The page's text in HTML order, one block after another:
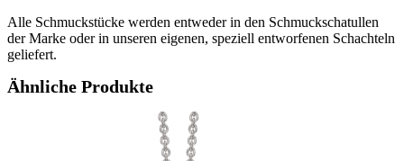
Alle Schmuckstücke werden entweder in den Schmuckschatullen
der Marke oder in unseren eigenen, speziell entworfenen Schachteln
geliefert.
Ähnliche Produkte